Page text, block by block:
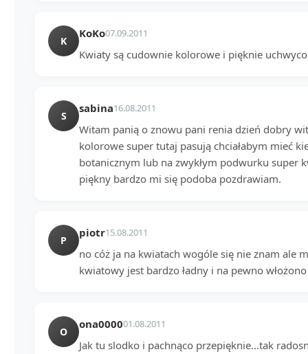
K
KoKo07.09.2011
Kwiaty są cudownie kolorowe i pięknie
S
sabina16.08.2011
Witam panią o znowu pani renia dzień dobry
kolorowe super tutaj pasują chciałabym mieć
botanicznym lub na zwykłym podwurku super
piękny bardzo mi się podoba pozdrawiam.
P
piotr15.08.2011
no cóż ja na kwiatach wogóle się nie znam ale
kwiatowy jest bardzo ładny i na pewno
O
ona000001.08.2011
Jak tu slodko i pachnąco przepięknie...tak